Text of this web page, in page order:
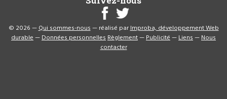
© 2026 —Qui sommes-nous— réalisé parImproba, développement Web
durable—Données personnellesRèglement—Publicité—Liens—Nous
contacter